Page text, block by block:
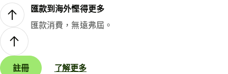
匯款到海外慳得更多
匯款消費，無遠弗屆。
註冊 了解更多